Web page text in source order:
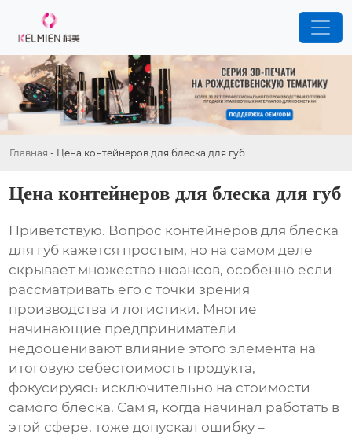
Главная - Цена контейнеров для блеска для губ
Цена контейнеров для блеска для губ
Приветствую. Вопрос контейнеров для блеска
для губ кажется простым, но на самом деле
скрывает множество нюансов, особенно если
рассматривать его с точки зрения
производства и логистики. Многие
начинающие предприниматели
недооценивают влияние этого элемента на
итоговую себестоимость продукта,
фокусируясь исключительно на стоимости
самого блеска. Сам я, когда начинал работать в
этой сфере, тоже допускал ошибку –